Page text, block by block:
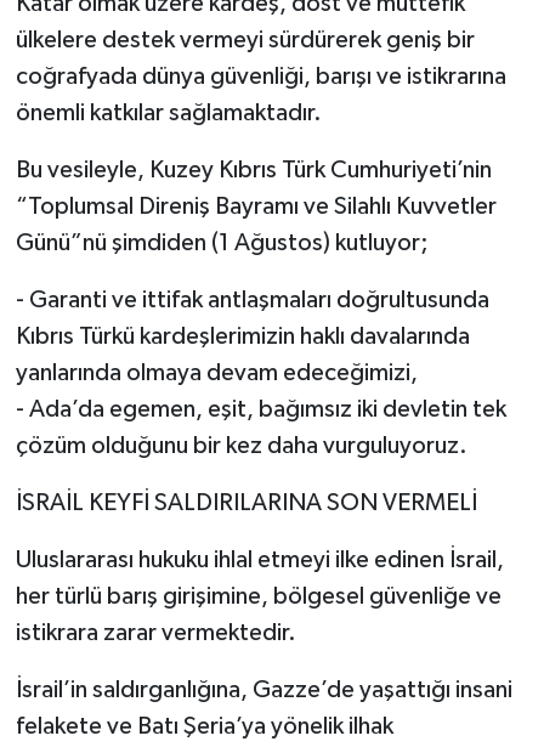
ülkelere destek vermeyi sürdürerek geniş bir
coğrafyada dünya güvenliği, barışı ve istikrarına
önemli katkılar sağlamaktadır.
Bu vesileyle, Kuzey Kıbrıs Türk Cumhuriyeti’nin
“Toplumsal Direniş Bayramı ve Silahlı Kuvvetler
Günü”nü şimdiden (1 Ağustos) kutluyor;
- ⁠Garanti ve ittifak antlaşmaları doğrultusunda
Kıbrıs Türkü kardeşlerimizin haklı davalarında
yanlarında olmaya devam edeceğimizi,
- Ada’da egemen, eşit, bağımsız iki devletin tek
çözüm olduğunu bir kez daha vurguluyoruz.
İSRAİL KEYFİ SALDIRILARINA SON VERMELİ
Uluslararası hukuku ihlal etmeyi ilke edinen İsrail,
her türlü barış girişimine, bölgesel güvenliğe ve
istikrara zarar vermektedir.
İsrail’in saldırganlığına, Gazze’de yaşattığı insani
felakete ve Batı Şeria’ya yönelik ilhak